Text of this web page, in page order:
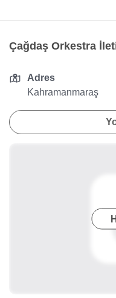
Çağdaş Orkestra
Adres
Kahramanmaraş